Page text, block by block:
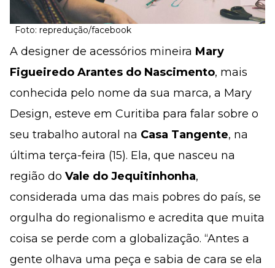
Foto: repredução/facebook
A designer de acessórios mineira Mary
Figueiredo Arantes do Nascimento, mais
conhecida pelo nome da sua marca, a Mary
Design, esteve em Curitiba para falar sobre o
seu trabalho autoral na Casa Tangente, na
última terça-feira (15). Ela, que nasceu na
região do Vale do Jequitinhonha,
considerada uma das mais pobres do país, se
orgulha do regionalismo e acredita que muita
coisa se perde com a globalização. “Antes a
gente olhava uma peça e sabia de cara se ela